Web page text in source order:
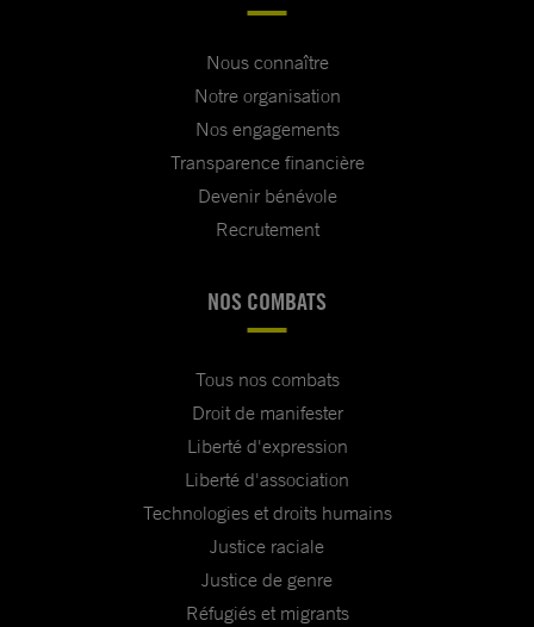
Nous connaître
Notre organisation
Nos engagements
Transparence financière
Devenir bénévole
Recrutement
NOS COMBATS
Tous nos combats
Droit de manifester
Liberté d'expression
Liberté d'association
Technologies et droits humains
Justice raciale
Justice de genre
Réfugiés et migrants